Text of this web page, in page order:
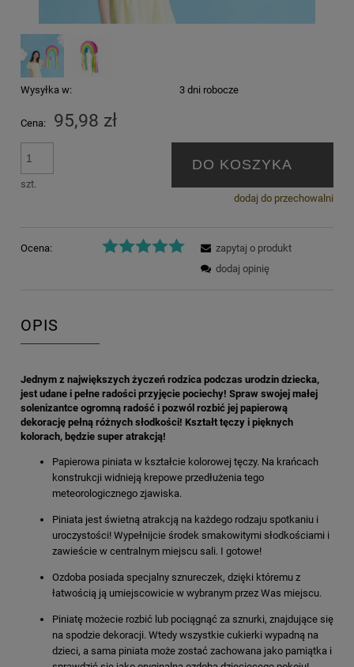
Wysyłka w: 3 dni robocze
Cena: 95,98 zł
szt.
DO KOSZYKA
dodaj do przechowalni
Ocena:
zapytaj o produkt
dodaj opinię
OPIS
Jednym z największych życzeń rodzica podczas urodzin dziecka,
jest udane i pełne radości przyjęcie pociechy! Spraw swojej małej
solenizantce ogromną radość i pozwól rozbić jej papierową
dekorację pełną różnych słodkości! Kształt tęczy i pięknych
kolorach, będzie super atrakcją!
Papierowa piniata w kształcie kolorowej tęczy. Na krańcach
konstrukcji widnieją krepowe przedłużenia tego
meteorologicznego zjawiska.
Piniata jest świetną atrakcją na każdego rodzaju spotkaniu i
uroczystości! Wypełnijcie środek smakowitymi słodkościami i
zawieście w centralnym miejscu sali. I gotowe!
Ozdoba posiada specjalny sznureczek, dzięki któremu z
łatwością ją umiejscowicie w wybranym przez Was miejscu.
Piniatę możecie rozbić lub pociągnąć za sznurki, znajdujące się
na spodzie dekoracji. Wtedy wszystkie cukierki wypadną na
dzieci, a sama piniata może zostać zachowana jako pamiątka i